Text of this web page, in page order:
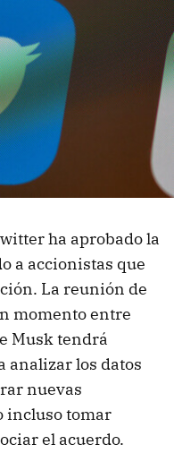
ha aprobado la
a accionistas que
La reunión de
momento entre
Musk tendrá
analizar los datos
nuevas
incluso tomar
el acuerdo.